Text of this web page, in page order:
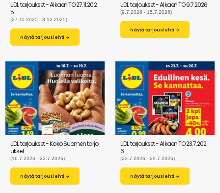
LIDL tarjoukset - Alkaen TO 27.11.202
5
(27.11.2025 - 3.12.2025)
Näytä tarjouslehti →
LIDL tarjoukset - Alkaen TO 9.7.2026
(9.7.2026 - 15.7.2026)
Näytä tarjouslehti →
LIDL tarjoukset - Koko Suomen tarjo
ukset
(16.7.2026 - 22.7.2026)
Näytä tarjouslehti →
LIDL tarjoukset - Alkaen TO 23.7.202
6
(23.7.2026 - 29.7.2026)
Näytä tarjouslehti →